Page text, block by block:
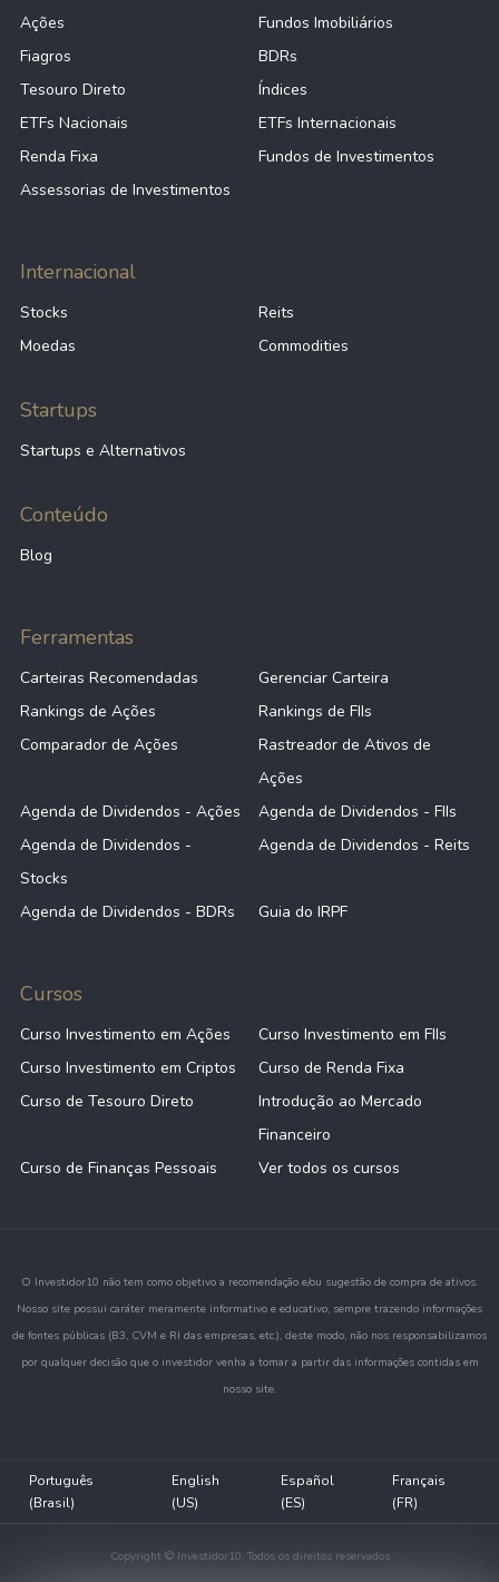
Ações
Fundos Imobiliários
Fiagros
BDRs
Tesouro Direto
Índices
ETFs Nacionais
ETFs Internacionais
Renda Fixa
Fundos de Investimentos
Assessorias de Investimentos
Internacional
Stocks
Reits
Moedas
Commodities
Startups
Startups e Alternativos
Conteúdo
Blog
Ferramentas
Carteiras Recomendadas
Gerenciar Carteira
Rankings de Ações
Rankings de FIIs
Comparador de Ações
Rastreador de Ativos de
Ações
Agenda de Dividendos - Ações
Agenda de Dividendos - FIIs
Agenda de Dividendos -
Stocks
Agenda de Dividendos - Reits
Agenda de Dividendos - BDRs Guia do IRPF
Cursos
Curso Investimento em Ações
Curso Investimento em FIIs
Curso Investimento em Criptos
Curso de Renda Fixa
Curso de Tesouro Direto
Introdução ao Mercado
Financeiro
Curso de Finanças Pessoais
Ver todos os cursos
O Investidor10 não tem como objetivo a recomendação e/ou sugestão de compra de ativos.
Nosso site possui caráter meramente informativo e educativo, sempre trazendo informações
de fontes públicas (B3, CVM e RI das empresas, etc.), deste modo, não nos responsabilizamos
por qualquer decisão que o investidor venha a tomar a partir das informações contidas em
nosso site.
Português
(Brasil)
English
(US)
Español
(ES)
Français
(FR)
Copyright © Investidor10. Todos os direitos reservados